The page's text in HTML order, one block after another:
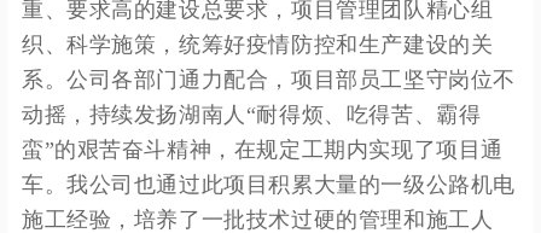
重、要求高的建设总要求，项目管理团队精心组
织、科学施策，统筹好疫情防控和生产建设的关
系。公司各部门通力配合，项目部员工坚守岗位不
动摇，持续发扬湖南人“耐得烦、吃得苦、霸得
蛮”的艰苦奋斗精神，在规定工期内实现了项目通
车。我公司也通过此项目积累大量的一级公路机电
施工经验，培养了一批技术过硬的管理和施工人